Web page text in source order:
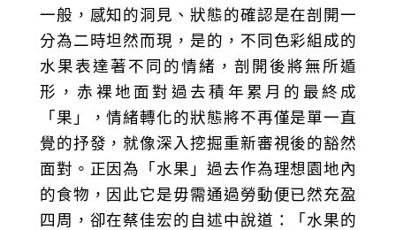
一般，感知的洞見、狀態的確認是在剖開一
分為二時坦然而現，是的，不同色彩組成的
水果表達著不同的情緒，剖開後將無所遁
形，赤裸地面對過去積年累月的最終成
「果」，情緒轉化的狀態將不再僅是單一直
覺的抒發，就像深入挖掘重新審視後的豁然
面對。正因為「水果」過去作為理想園地內
的食物，因此它是毋需通過勞動便已然充盈
四周，卻在蔡佳宏的自述中說道：「水果的